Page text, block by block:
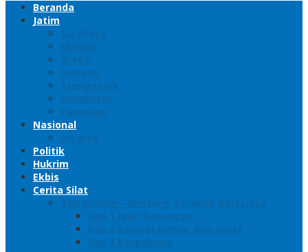
Beranda
Jatim
Surabaya
Malang
Gresik
Sidoarjo
Trenggalek
Mojokerto
Pasuruan
Nasional
Jakarta
Politik
Hukrim
Ekbis
Cerita Silat
Toh Kuning – Benteng Terakhir Kertajaya
Bab 1 Jalur Banengan
Bab 2 Sampai Jumpa, Ken Arok!
Bab 3 Bergabung